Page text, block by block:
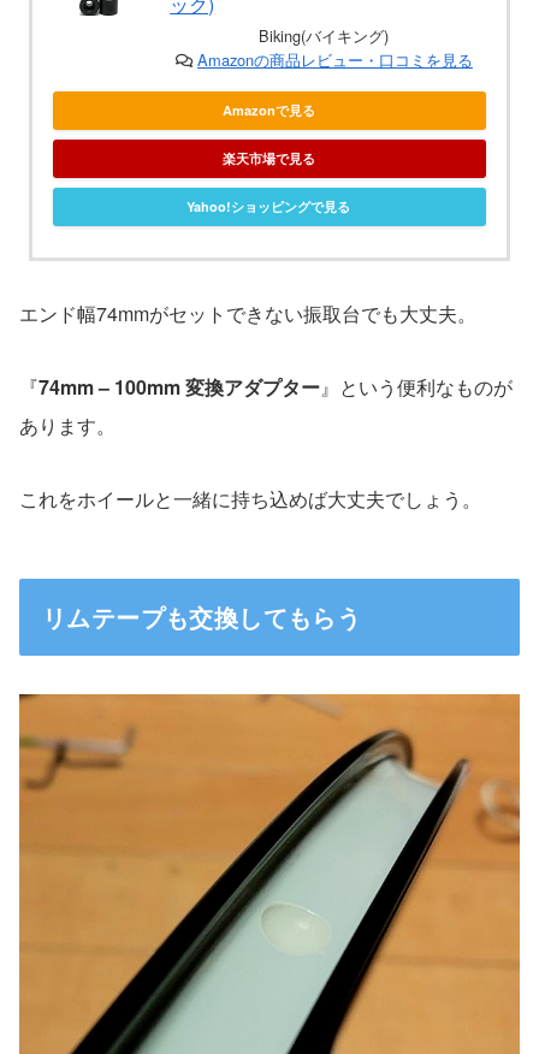
Biking(バイキング)
Amazonの商品レビュー・口コミを見る
Amazonで見る
楽天市場で見る
Yahoo!ショッピングで見る
エンド幅74mmがセットできない振取台でも大丈夫。
『74mm – 100mm 変換アダプター』という便利なものが
あります。
これをホイールと一緒に持ち込めば大丈夫でしょう。
リムテープも交換してもらう